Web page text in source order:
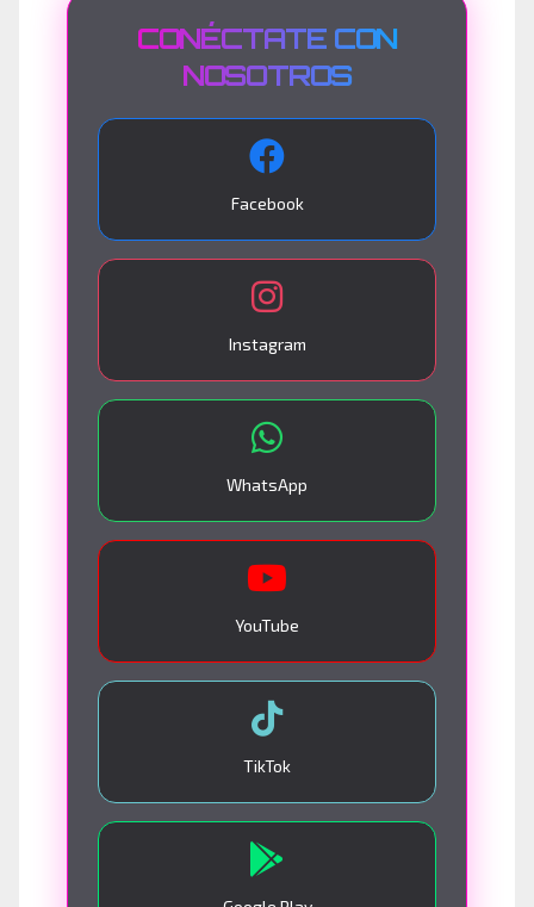
CONÉCTATE CON
NOSOTROS
Facebook
Instagram
WhatsApp
YouTube
TikTok